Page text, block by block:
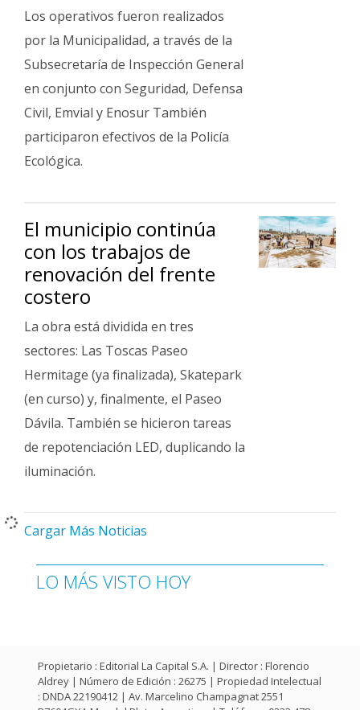
Los operativos fueron realizados
por la Municipalidad, a través de la
Subsecretaría de Inspección General
en conjunto con Seguridad, Defensa
Civil, Emvial y Enosur También
participaron efectivos de la Policía
Ecológica.
El municipio continúa
con los trabajos de
renovación del frente
costero
La obra está dividida en tres
sectores: Las Toscas Paseo
Hermitage (ya finalizada), Skatepark
(en curso) y, finalmente, el Paseo
Dávila. También se hicieron tareas
de repotenciación LED, duplicando la
iluminación.
Cargar Más Noticias
LO MÁS VISTO HOY
Propietario : Editorial La Capital S.A. | Director : Florencio
Aldrey | Número de Edición : 26275 | Propiedad Intelectual
: DNDA 22190412 | Av. Marcelino Champagnat 2551